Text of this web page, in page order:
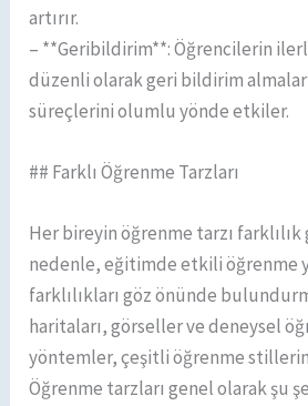
artırır.
– **Geribildirim**: Öğrencilerin
düzenli olarak geri bildirim
süreçlerini olumlu yönde etkiler.
## Farklı Öğrenme Tarzları
Her bireyin öğrenme tarzı farklılık
nedenle, eğitimde etkili öğrenme
farklılıkları göz önünde
haritaları, görseller ve deneysel
yöntemler, çeşitli öğrenme
Öğrenme tarzları genel olarak şu